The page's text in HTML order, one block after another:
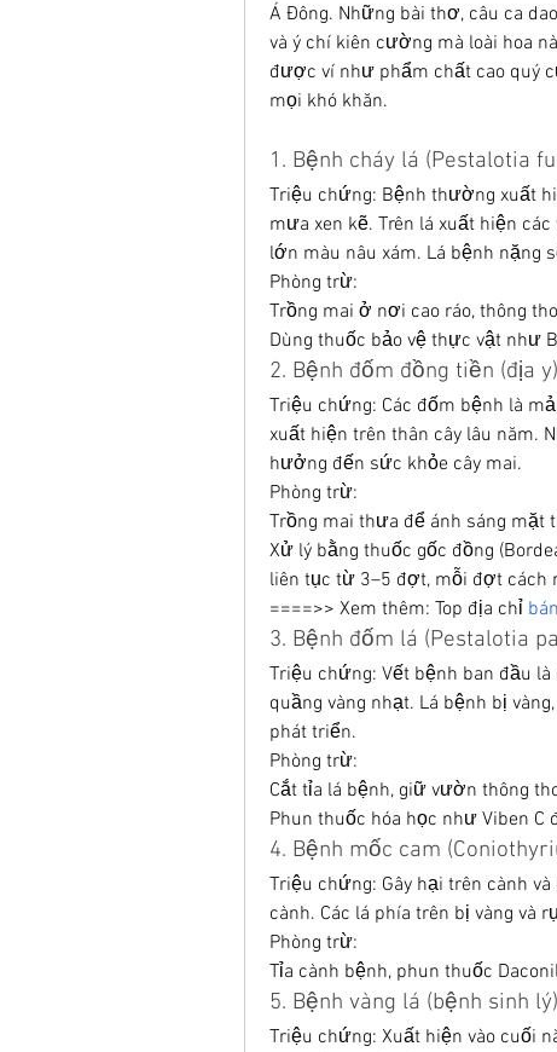
Á Đông. Những bài thơ, câu ca
và ý chí kiên cường mà loài hoa
được ví như phẩm chất cao quý
mọi khó khăn.
1. Bệnh cháy lá (Pestalotia
Triệu chứng: Bệnh thường xuất
mưa xen kẽ. Trên lá xuất hiện
lớn màu nâu xám. Lá bệnh nặng
Phòng trừ:
Trồng mai ở nơi cao ráo, thông
Dùng thuốc bảo vệ thực vật như
2. Bệnh đốm đồng tiền (địa y)
Triệu chứng: Các đốm bệnh là
xuất hiện trên thân cây lâu năm.
hưởng đến sức khỏe cây mai.
Phòng trừ:
Trồng mai thưa để ánh sáng mặt
Xử lý bằng thuốc gốc đồng
liên tục từ 3–5 đợt, mỗi đợt cách
====>> Xem thêm: Top địa chỉ
3. Bệnh đốm lá (Pestalotia
Triệu chứng: Vết bệnh ban đầu
quầng vàng nhạt. Lá bệnh bị
phát triển.
Phòng trừ:
Cắt tỉa lá bệnh, giữ vườn thông
Phun thuốc hóa học như Viben C
4. Bệnh mốc cam
Triệu chứng: Gây hại trên cành
cành. Các lá phía trên bị vàng và
Phòng trừ:
Tỉa cành bệnh, phun thuốc
5. Bệnh vàng lá (bệnh sinh lý)
Triệu chứng: Xuất hiện vào cuối